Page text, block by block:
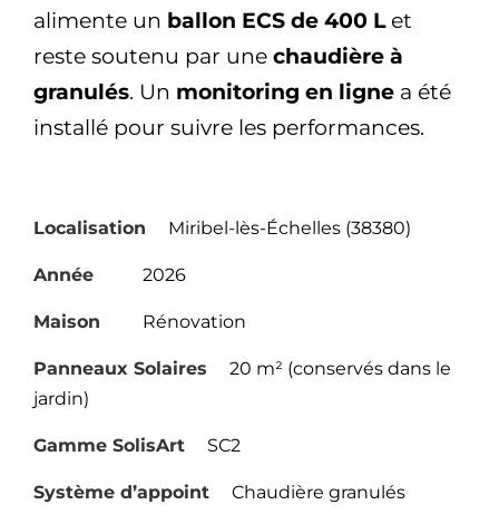
alimente un ballon ECS de 400 Let
reste soutenu par une chaudière à
granulés. Un monitoring en ligne a été
installé pour suivre les performances.
Localisation Miribel-lès-Échelles (38380)
Année 2026
Maison Rénovation
Panneaux Solaires
20 m² (conservés dans le
jardin)
Gamme SolisArt SC2
Système d’appoint Chaudière granulés